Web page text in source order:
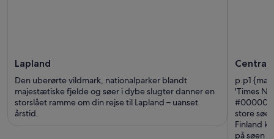
Lapland
Den uberørte vildmark, nationalparker blandt
majestætiske fjelde og søer i dybe slugter danner en
storslået ramme om din rejse til Lapland – uanset
årstid.
p.p1
'Times
store
Finland
på søen